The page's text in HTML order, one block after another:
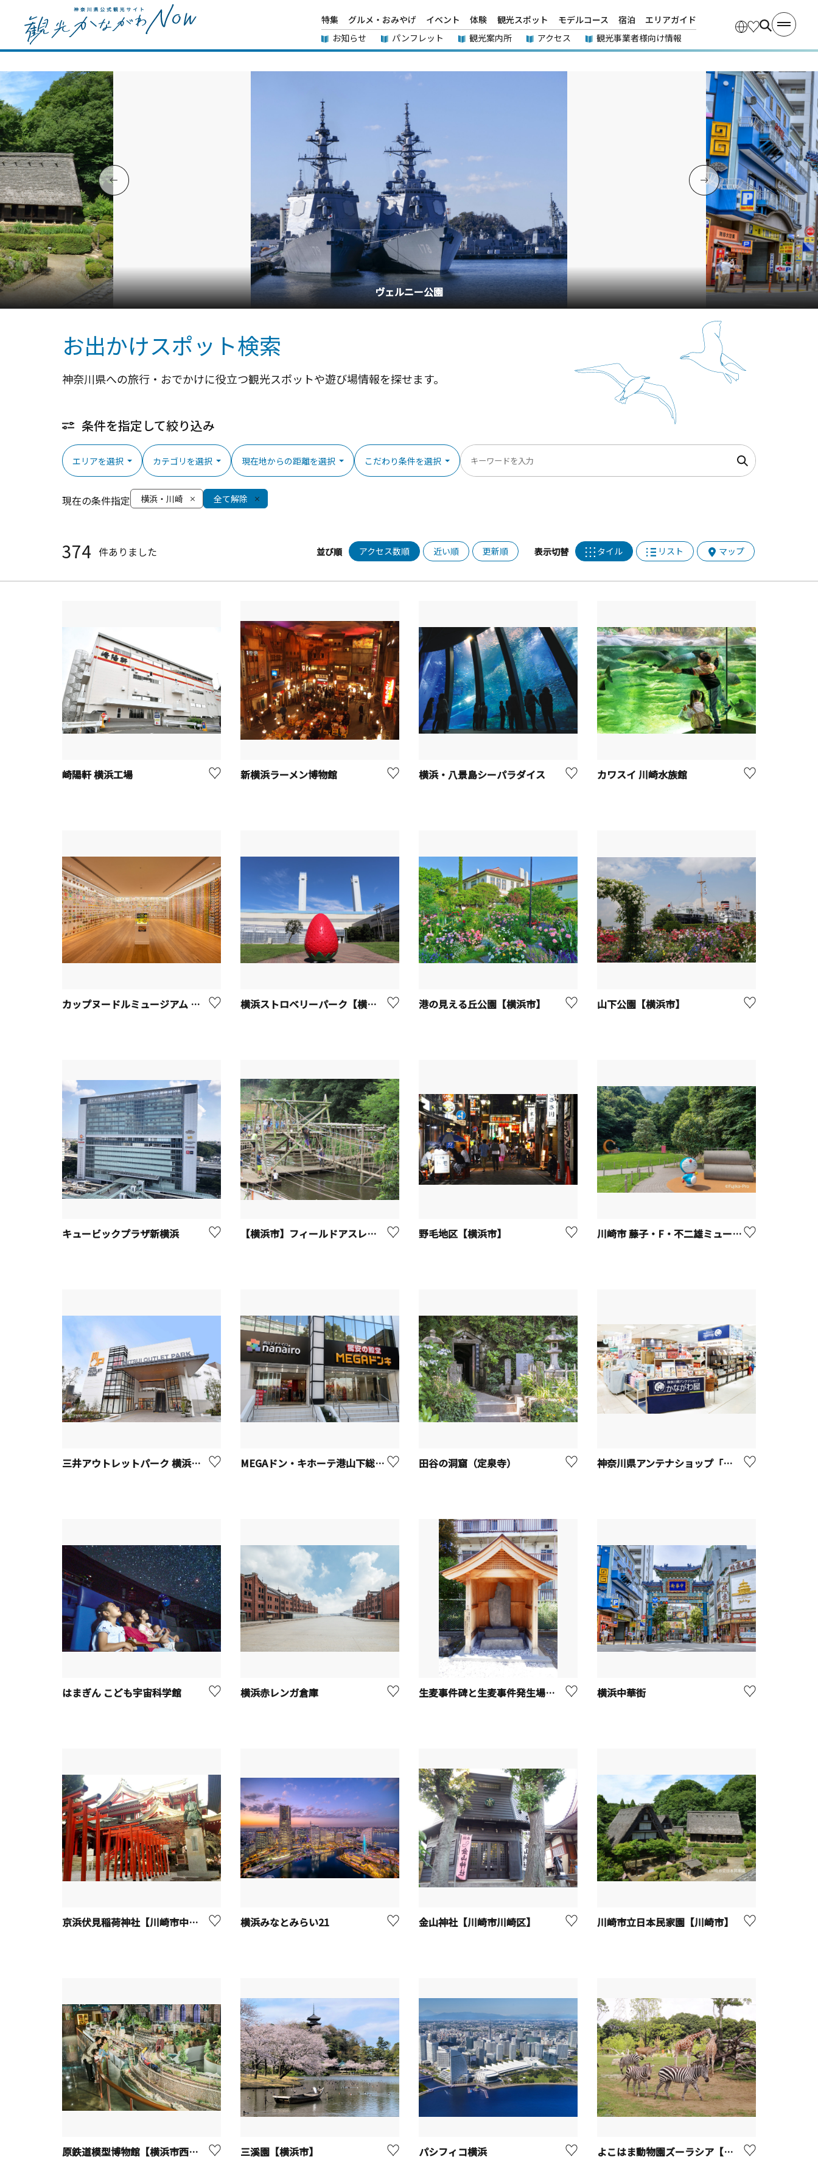
特集 グルメ・おみやげ イベント 体験 観光スポット モデルコース 宿泊
エリアガイド
お知らせ
パンフレット 観光案内所 アクセス 観光事業者様向け情報
横浜中華街
お出かけスポット検索
神奈川県への旅行・おでかけに役立つ観光スポットや遊び場情報を探せます。
条件を指定して絞り込み
エリアを選択 カテゴリを選択 現在地からの距離を選択 こだわり条件を選択
現在の条件指定 横浜・川崎 全て解除
374 件ありました 並び順 アクセス数順 近い順 更新順 表示切替 タイル リスト マップ
崎陽軒 横浜工場 新横浜ラーメン博物館 横浜・八景島シーパラダイス カワスイ 川崎水族館
カップヌードルミュージアム 横浜【横浜市】 横浜ストロベリーパーク【横浜市鶴見区】 港の見える丘公園【横浜市】 山下公園【横浜市】
キュービックプラザ新横浜 【横浜市】フィールドアスレチック 横浜つくし野コース 野毛地区【横浜市】 川崎市 藤子・F・不二雄ミュージアム
三井アウトレットパーク 横浜ベイサイド【横浜市】 MEGAドン・キホーテ港山下総本店 田谷の洞窟（定泉寺） 神奈川県アンテナショップ「かながわ屋」
はまぎん こども宇宙科学館 横浜赤レンガ倉庫 生麦事件碑と生麦事件発生場所【横浜市】 横浜中華街
京浜伏見稲荷神社【川崎市中原区】 横浜みなとみらい21 金山神社【川崎市川崎区】 川崎市立日本民家園【川崎市】
原鉄道模型博物館【横浜市西区】 三溪園【横浜市】 パシフィコ横浜 よこはま動物園ズーラシア【横浜市】